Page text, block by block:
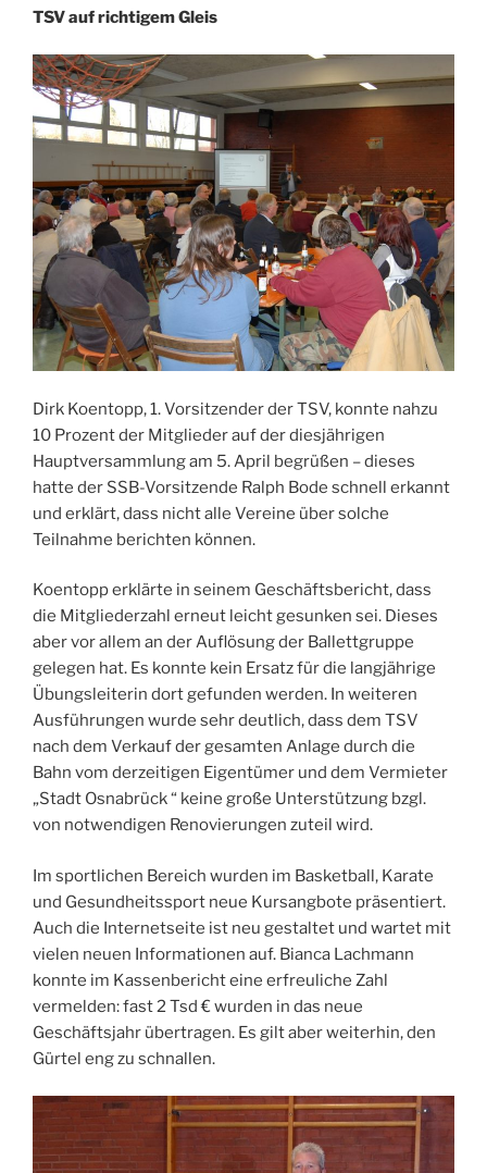
TSV auf richtigem Gleis
Dirk Koentopp, 1. Vorsitzender der TSV, konnte nahzu
10 Prozent der Mitglieder auf der diesjährigen
Hauptversammlung am 5. April begrüßen – dieses
hatte der SSB-Vorsitzende Ralph Bode schnell erkannt
und erklärt, dass nicht alle Vereine über solche
Teilnahme berichten können.
Koentopp erklärte in seinem Geschäftsbericht, dass
die Mitgliederzahl erneut leicht gesunken sei. Dieses
aber vor allem an der Auflösung der Ballettgruppe
gelegen hat. Es konnte kein Ersatz für die langjährige
Übungsleiterin dort gefunden werden. In weiteren
Ausführungen wurde sehr deutlich, dass dem TSV
nach dem Verkauf der gesamten Anlage durch die
Bahn vom derzeitigen Eigentümer und dem Vermieter
„Stadt Osnabrück “ keine große Unterstützung bzgl.
von notwendigen Renovierungen zuteil wird.
Im sportlichen Bereich wurden im Basketball, Karate
und Gesundheitssport neue Kursangbote präsentiert.
Auch die Internetseite ist neu gestaltet und wartet mit
vielen neuen Informationen auf. Bianca Lachmann
konnte im Kassenbericht eine erfreuliche Zahl
vermelden: fast 2 Tsd € wurden in das neue
Geschäftsjahr übertragen. Es gilt aber weiterhin, den
Gürtel eng zu schnallen.